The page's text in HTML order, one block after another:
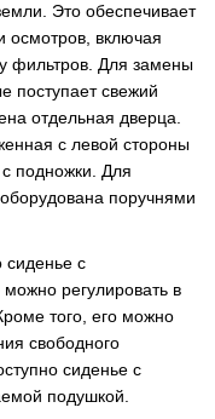
Это обеспечивает
осмотров, включая
фильтров. Для замены
поступает свежий
отдельная дверца.
с левой стороны
с подножки. Для
поручнями
сиденье с
регулировать в
того, его можно
свободного
сиденье с
подушкой.